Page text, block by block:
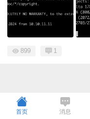
899 1
首页 消息